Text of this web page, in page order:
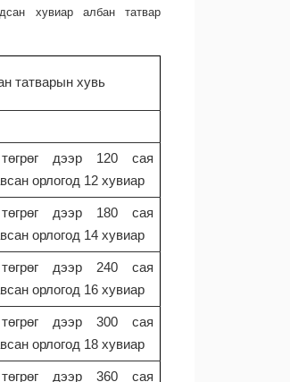
хувиар албан татвар
татварын хувь
төгрөг дээр 120 сая
орлогод 12 хувиар
төгрөг дээр 180 сая
орлогод 14 хувиар
төгрөг дээр 240 сая
орлогод 16 хувиар
төгрөг дээр 300 сая
орлогод 18 хувиар
төгрөг дээр 360 сая